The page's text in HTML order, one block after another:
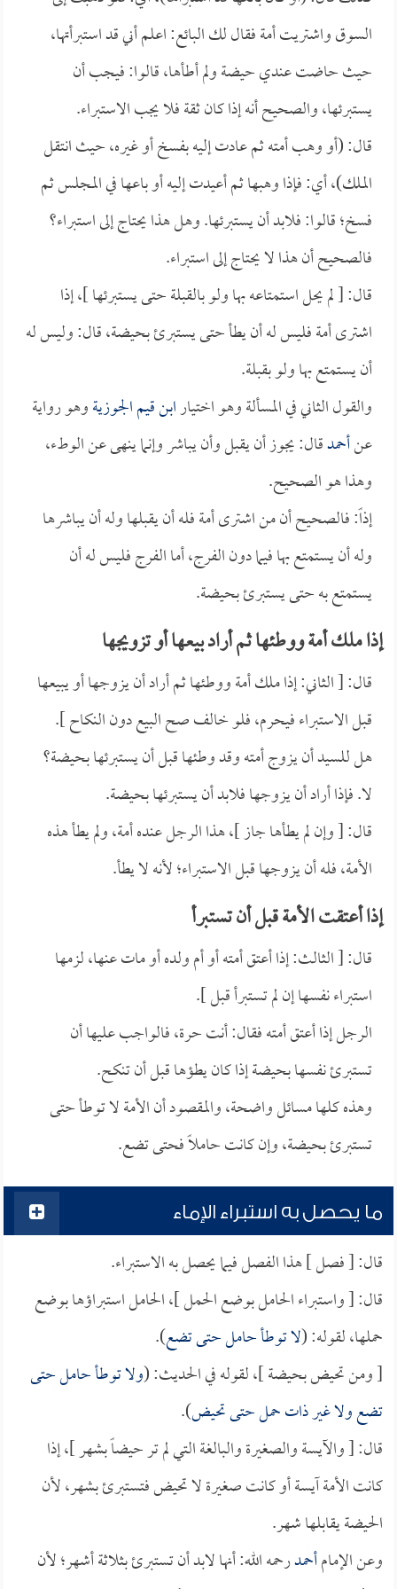
السوق واشتريت أمة فقال لك البائع: اعلم أني قد استبرأتها،
حيث حاضت عندي حيضة ولم أطأها، قالوا: فيجب أن
يستبرئها، والصحيح أنه إذا كان ثقة فلا يجب الاستبراء.
قال: (أو وهب أمته ثم عادت إليه بفسخ أو غيره، حيث انتقل
الملك)، أي: فإذا وهبها ثم أعيدت إليه أو باعها في المجلس ثم
فسخ؛ قالوا: فلابد أن يستبرئها. وهل هذا يحتاج إلى استبراء؟
فالصحيح أن هذا لا يحتاج إلى استبراء.
قال: [ لم يحل استمتاعه بها ولو بالقبلة حتى يستبرئها ]، إذا
اشترى أمة فليس له أن يطأ حتى يستبرئ بحيضة، قال: وليس له
أن يستمتع بها ولو بقبلة.
والقول الثاني في المسألة وهو اختيارابن قيم الجوزيةوهو رواية
عنأحمدقال: يجوز أن يقبل وأن يباشر وإنما ينهى عن الوطء،
وهذا هو الصحيح.
إذاً: فالصحيح أن من اشترى أمة فله أن يقبلها وله أن يباشرها
وله أن يستمتع بها فيما دون الفرج، أما الفرج فليس له أن
يستمتع به حتى يستبرئ بحيضة.
إذا ملك أمة ووطئها ثم أراد بيعها أو تزويجها
قال: [ الثاني: إذا ملك أمة ووطئها ثم أراد أن يزوجها أو يبيعها
قبل الاستبراء فيحرم، فلو خالف صح البيع دون النكاح ].
هل للسيد أن يزوج أمته وقد وطئها قبل أن يستبرئها بحيضة؟
لا. فإذا أراد أن يزوجها فلابد أن يستبرئها بحيضة.
قال: [ وإن لم يطأها جاز ]، هذا الرجل عنده أمة، ولم يطأ هذه
الأمة، فله أن يزوجها قبل الاستبراء؛ لأنه لا يطأ.
إذا أعتقت الأمة قبل أن تستبرأ
قال: [ الثالث: إذا أعتق أمته أو أم ولده أو مات عنها، لزمها
استبراء نفسها إن لم تستبرأ قبل ].
الرجل إذا أعتق أمته فقال: أنت حرة، فالواجب عليها أن
تستبرئ نفسها بحيضة إذا كان يطؤها قبل أن تنكح.
وهذه كلها مسائل واضحة، والمقصود أن الأمة لا توطأ حتى
تستبرئ بحيضة، وإن كانت حاملاً فحتى تضع.
ما يحصل به استبراء الإماء
قال: [ فصل ] هذا الفصل فيما يحصل به الاستبراء.
قال: [ واستبراء الحامل بوضع الحمل ]، الحامل استبراؤها بوضع
حملها، لقوله: (لا توطأ حامل حتى تضع).
[ ومن تحيض بحيضة ]، لقوله في الحديث: (ولا توطأ حامل حتى
تضع ولا غير ذات حمل حتى تحيض).
قال: [ والآيسة والصغيرة والبالغة التي لم تر حيضاً بشهر ]، إذا
كانت الأمة آيسة أو كانت صغيرة لا تحيض فتستبرئ بشهر، لأن
الحيضة يقابلها شهر.
وعن الإمامأحمدرحمه الله: أنها لابد أن تستبرئ بثلاثة أشهر؛ لأن